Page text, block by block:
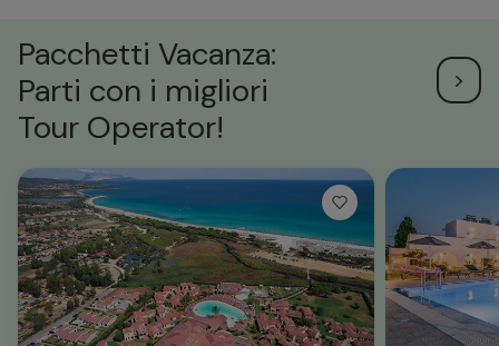
Pacchetti Vacanza:
Parti con i migliori
Tour Operator!